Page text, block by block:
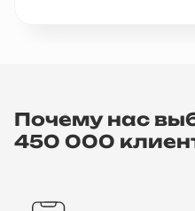
Почему нас
450 000